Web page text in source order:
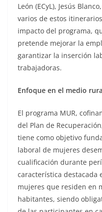
León (ECyL), Jesús
varios de estos
impacto del programa,
pretende mejorar la
garantizar la inserción
trabajadoras.
Enfoque en el medio
El programa MUR,
del Plan de
tiene como objetivo
laboral de mujeres
cualificación durante
característica destacada
mujeres que residen en
habitantes, siendo